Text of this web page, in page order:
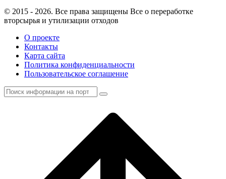
© 2015 - 2026. Все права защищены Все о переработке
вторсырья и утилизации отходов
О проекте
Контакты
Карта сайта
Политика конфиденциальности
Пользовательское соглашение